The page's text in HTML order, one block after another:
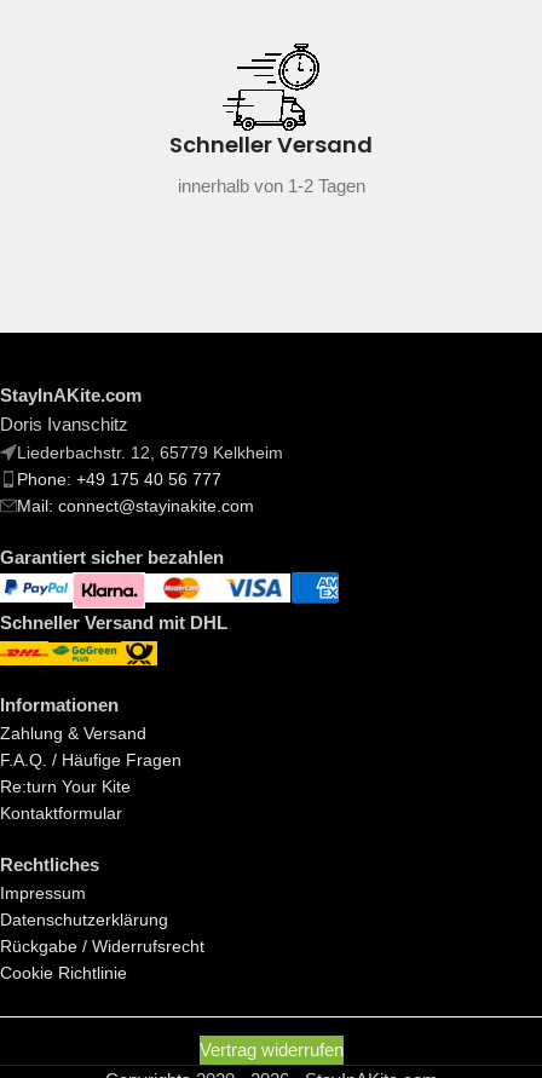
Schneller Versand
innerhalb von 1-2 Tagen
StayInAKite.com
Doris Ivanschitz
Liederbachstr. 12, 65779 Kelkheim
Phone: +49 175 40 56 777
Mail: connect@stayinakite.com
Garantiert sicher bezahlen
Schneller Versand mit DHL
Informationen
Zahlung & Versand
F.A.Q. / Häufige Fragen
Re:turn Your Kite
Kontaktformular
Rechtliches
Impressum
Datenschutzerklärung
Rückgabe / Widerrufsrecht
Cookie Richtlinie
Vertrag widerrufen